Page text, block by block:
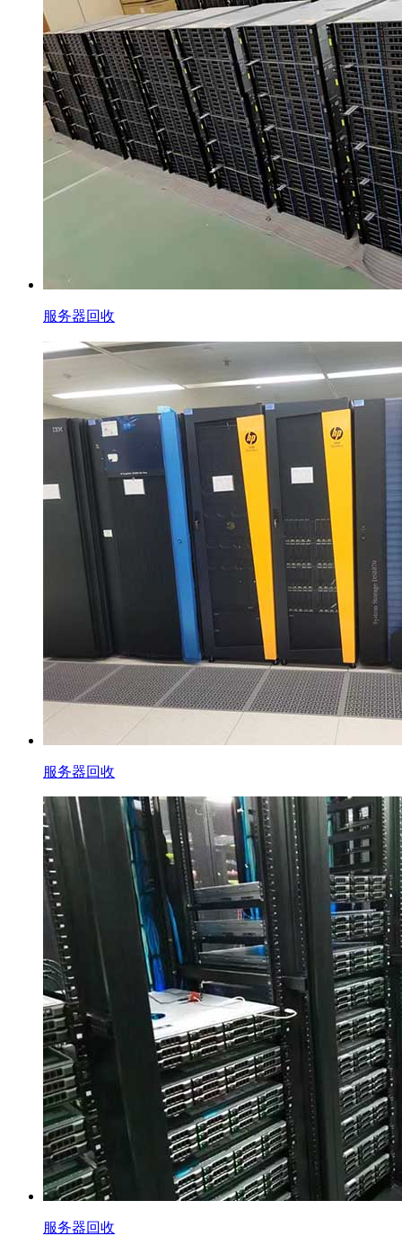
服务器回收
服务器回收
服务器回收